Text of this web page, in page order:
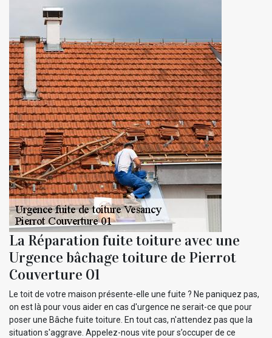
La Réparation fuite toiture avec une
Urgence bâchage toiture de Pierrot
Couverture 01
Le toit de votre maison présente-elle une fuite ? Ne paniquez pas,
on est là pour vous aider en cas d'urgence ne serait-ce que pour
poser une Bâche fuite toiture. En tout cas, n'attendez pas que la
situation s'aggrave. Appelez-nous vite pour s’occuper de ce